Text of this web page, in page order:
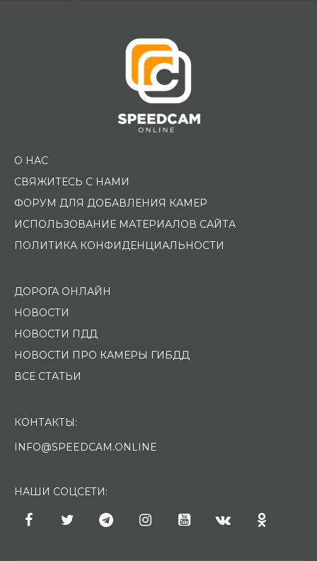
О НАС
СВЯЖИТЕСЬ С НАМИ
ФОРУМ ДЛЯ ДОБАВЛЕНИЯ КАМЕР
ИСПОЛЬЗОВАНИЕ МАТЕРИАЛОВ САЙТА
ПОЛИТИКА КОНФИДЕНЦИАЛЬНОСТИ
ДОРОГА ОНЛАЙН
НОВОСТИ
НОВОСТИ ПДД
НОВОСТИ ПРО КАМЕРЫ ГИБДД
ВСЕ СТАТЬИ
КОНТАКТЫ:
INFO@SPEEDCAM.ONLINE
НАШИ СОЦСЕТИ: